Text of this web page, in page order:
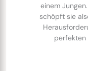
einem
schöpft sie
perfekten